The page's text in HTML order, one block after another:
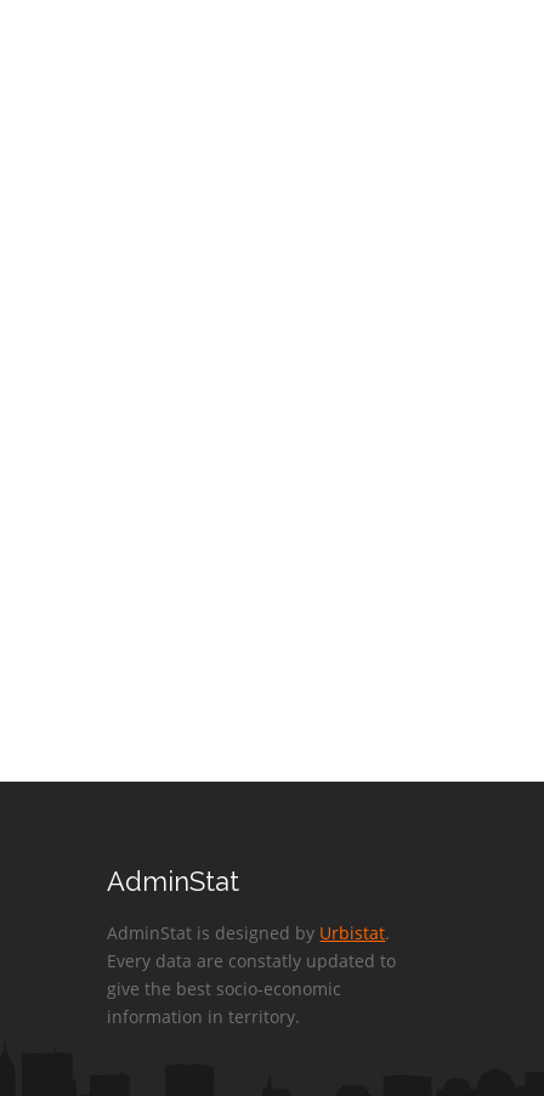
AdminStat
AdminStat is designed by Urbistat.
Every data are constatly updated to
give the best socio-economic
information in territory.